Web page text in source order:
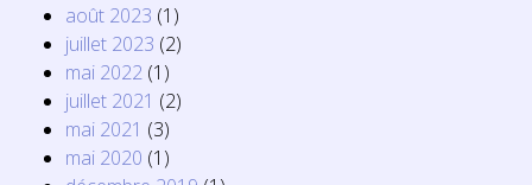
août 2023 (1)
juillet 2023 (2)
mai 2022 (1)
juillet 2021 (2)
mai 2021 (3)
mai 2020 (1)